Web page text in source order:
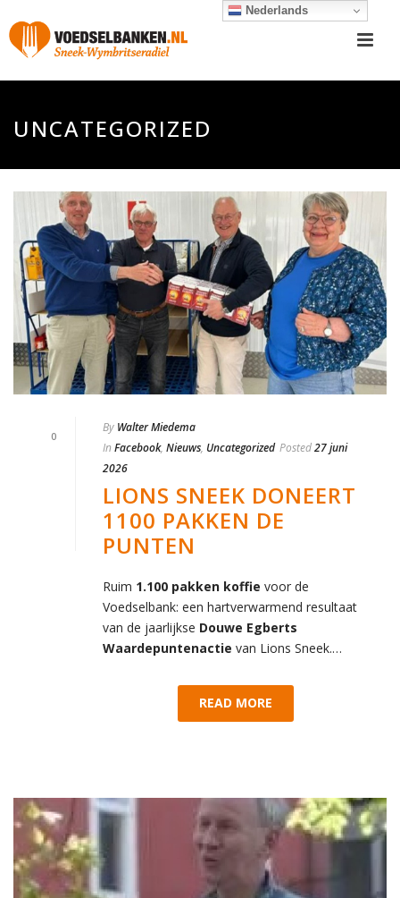
UNCATEGORIZED
0
By Walter Miedema
In Facebook, Nieuws, Uncategorized Posted27 juni
2026
LIONS SNEEK DONEERT
1100 PAKKEN DE
PUNTEN
Ruim 1.100 pakken koffie voor de
Voedselbank: een hartverwarmend resultaat
van de jaarlijkse Douwe Egberts
Waardepuntenactie van Lions Sneek.…
READ MORE
Nederlands